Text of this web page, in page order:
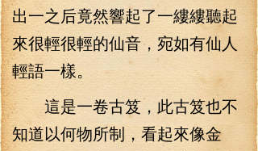
出一之后竟然響起了一縷縷聽起
來很輕很輕的仙音，宛如有仙人
輕語一樣。
這是一卷古笈，此古笈也不
知道以何物所制，看起來像金